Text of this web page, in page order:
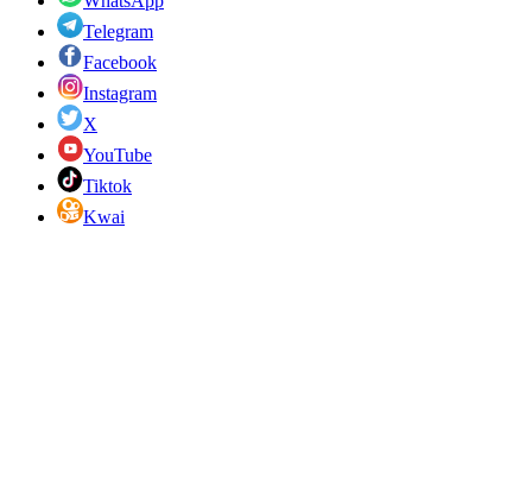
Telegram
Facebook
Instagram
X
YouTube
Tiktok
Kwai